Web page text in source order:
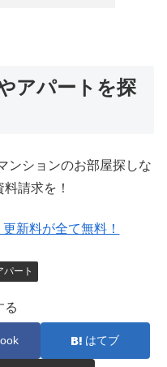
アパートを探
ンションのお部屋探しな
請求を！
新料が全て無料！
パート
る
はてブ